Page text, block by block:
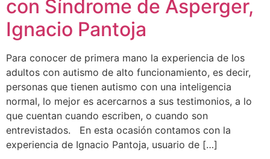
con Síndrome de Asperger,
Ignacio Pantoja
Para conocer de primera mano la experiencia de los
adultos con autismo de alto funcionamiento, es decir,
personas que tienen autismo con una inteligencia
normal, lo mejor es acercarnos a sus testimonios, a lo
que cuentan cuando escriben, o cuando son
entrevistados. En esta ocasión contamos con la
experiencia de Ignacio Pantoja, usuario de […]